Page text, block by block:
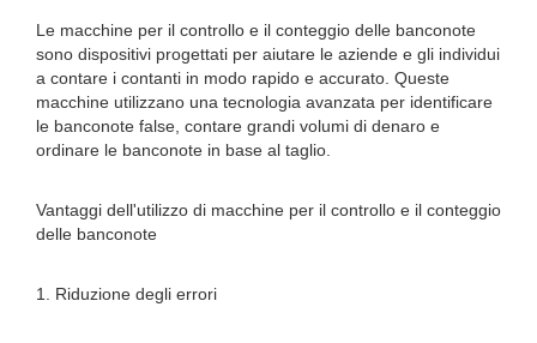
Le macchine per il controllo e il conteggio delle banconote
sono dispositivi progettati per aiutare le aziende e gli individui
a contare i contanti in modo rapido e accurato. Queste
macchine utilizzano una tecnologia avanzata per identificare
le banconote false, contare grandi volumi di denaro e
ordinare le banconote in base al taglio.
Vantaggi dell'utilizzo di macchine per il controllo e il conteggio
delle banconote
1. Riduzione degli errori